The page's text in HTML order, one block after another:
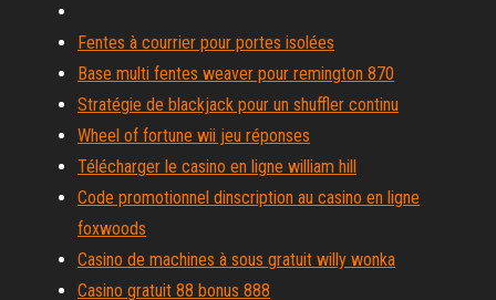
Fentes à courrier pour portes isolées
Base multi fentes weaver pour remington 870
Stratégie de blackjack pour un shuffler continu
Wheel of fortune wii jeu réponses
Télécharger le casino en ligne william hill
Code promotionnel dinscription au casino en ligne
foxwoods
Casino de machines à sous gratuit willy wonka
Casino gratuit 88 bonus 888